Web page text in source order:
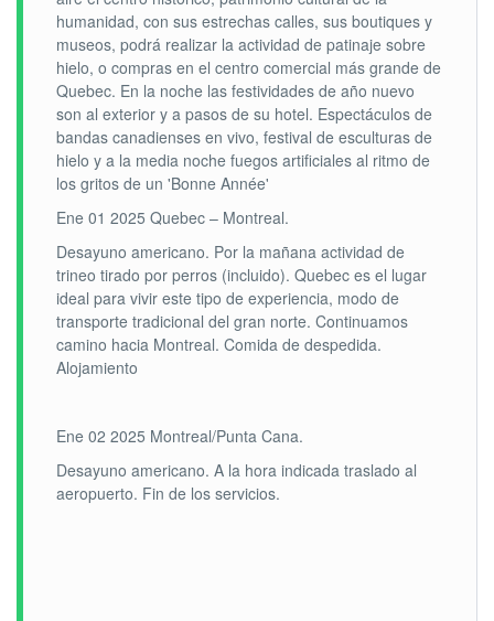
humanidad, con sus estrechas calles, sus boutiques y
museos, podrá realizar la actividad de patinaje sobre
hielo, o compras en el centro comercial más grande de
Quebec. En la noche las festividades de año nuevo
son al exterior y a pasos de su hotel. Espectáculos de
bandas canadienses en vivo, festival de esculturas de
hielo y a la media noche fuegos artificiales al ritmo de
los gritos de un 'Bonne Année'
Ene 01 2025 Quebec – Montreal.
Desayuno americano. Por la mañana actividad de
trineo tirado por perros (incluido). Quebec es el lugar
ideal para vivir este tipo de experiencia, modo de
transporte tradicional del gran norte. Continuamos
camino hacia Montreal. Comida de despedida.
Alojamiento
Ene 02 2025 Montreal/Punta Cana.
Desayuno americano. A la hora indicada traslado al
aeropuerto. Fin de los servicios.